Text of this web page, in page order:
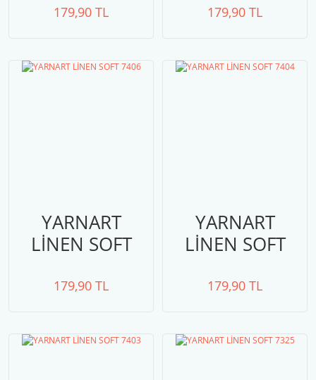
179,90 TL 179,90 TL
YARNART
LİNEN SOFT
179,90 TL
YARNART
LİNEN SOFT
179,90 TL